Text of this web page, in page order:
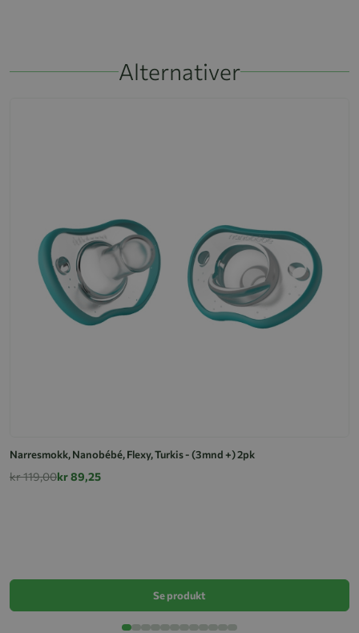
Alternativer
Narresmokk, Nanobébé, Flexy, Turkis - (3mnd +) 2pk
kr 119,00kr 89,25
Se produkt